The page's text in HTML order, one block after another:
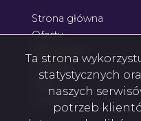
Strona główna
Oferty
Ta strona
statystycznych
naszych
potrzeb